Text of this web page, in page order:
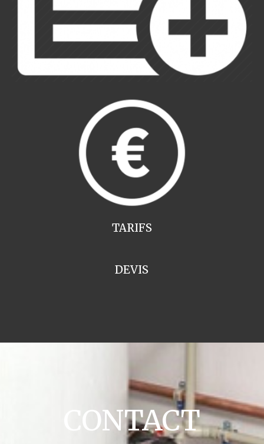
TARIFS
DEVIS
CONTACT